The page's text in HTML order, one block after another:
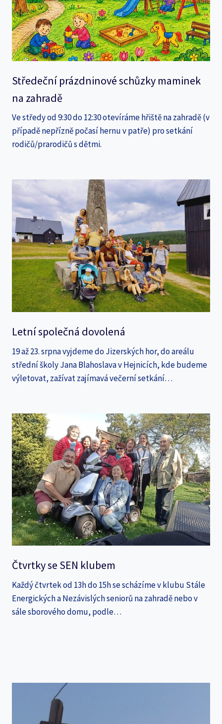
Středeční prázdninové schůzky maminek
na zahradě
Ve středy od 9:30 do 12:30 otevíráme hřiště na zahradě (v
případě nepřízně počasí hernu v patře) pro setkání
rodičů/prarodičů s dětmi.
Letní společná dovolená
19 až 23. srpna vyjdeme do Jizerských hor, do areálu
střední školy Jana Blahoslava v Hejnicích, kde budeme
výletovat, zažívat zajímavá večerní setkání…
Čtvrtky se SEN klubem
Každý čtvrtek od 13h do 15h se scházíme v klubu Stále
Energických a Nezávislých seniorů na zahradě nebo v
sále sborového domu, podle…